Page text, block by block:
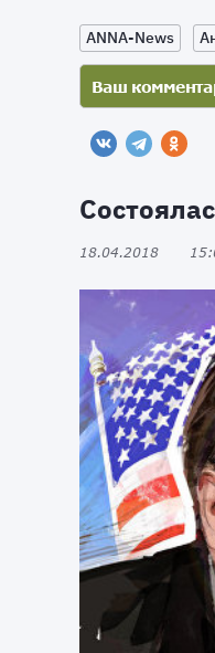
ANNA-News
18.04.2018